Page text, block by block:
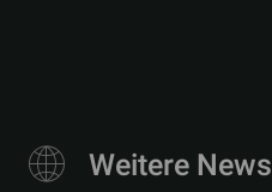
Weitere News